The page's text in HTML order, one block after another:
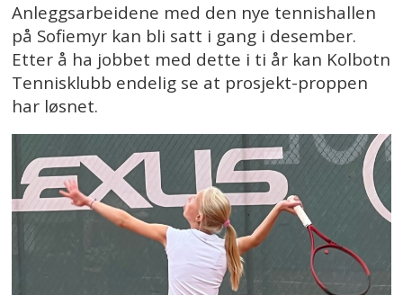
Anleggsarbeidene med den nye tennishallen
på Sofiemyr kan bli satt i gang i desember.
Etter å ha jobbet med dette i ti år kan Kolbotn
Tennisklubb endelig se at prosjekt-proppen
har løsnet.